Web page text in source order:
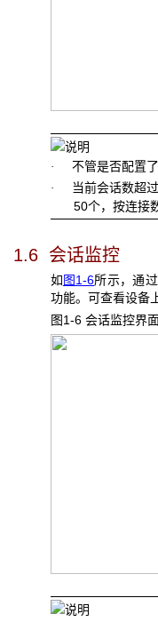
· 不管是否配置了
· 当前会话数超过
50个，按连接
1.6 会话监控
如图1-6所示，通
功能。可查看设备
图1-6 会话监控界